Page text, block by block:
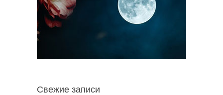
Свежие записи